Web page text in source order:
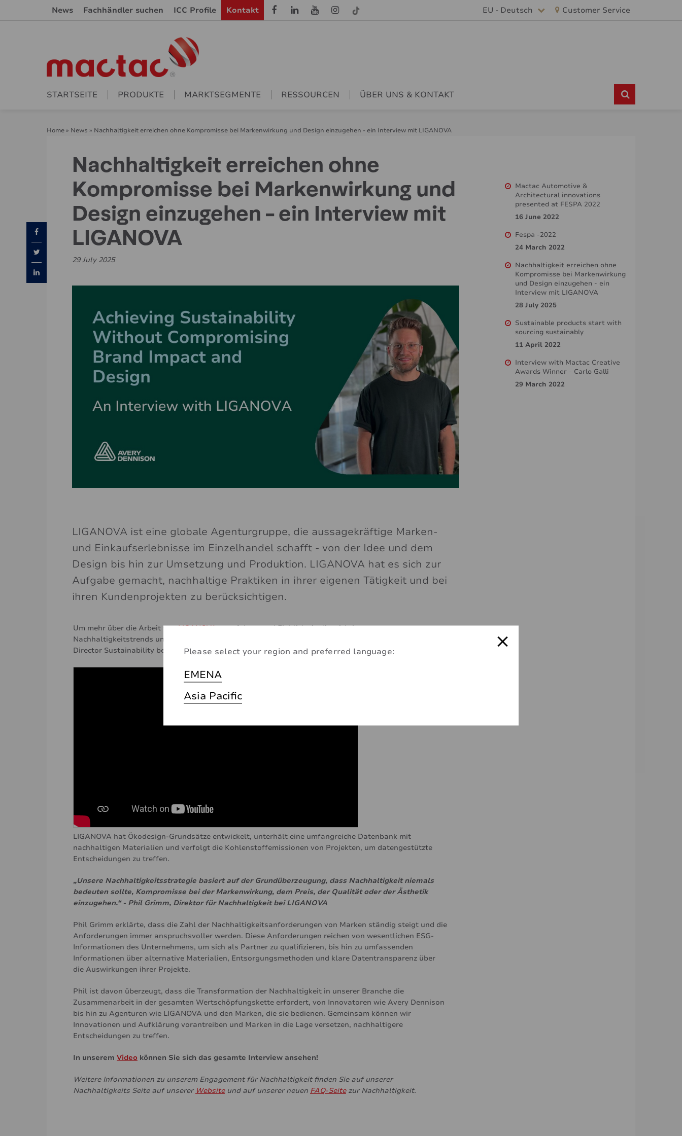
News Fachhändler suchen ICC Profile Kontakt EU - Deutsch
Please select your region and preferred language:
EMENA
Asia Pacific
Customer Service
STARTSEITE PRODUKTE MARKTSEGMENTE RESSOURCEN ÜBER UNS & KONTAKT
Home » News » Nachhaltigkeit erreichen ohne Kompromisse bei Markenwirkung und Design einzugehen - ein Interview mit LIGANOVA
Nachhaltigkeit erreichen ohne
Kompromisse bei Markenwirkung und
Design einzugehen - ein Interview mit
LIGANOVA
29 July 2025
LIGANOVA ist eine globale Agenturgruppe, die aussagekräftige Marken-
und Einkaufserlebnisse im Einzelhandel schafft - von der Idee und dem
Design bis hin zur Umsetzung und Produktion. LIGANOVA hat es sich zur
Aufgabe gemacht, nachhaltige Praktiken in ihrer eigenen Tätigkeit und bei
ihren Kundenprojekten zu berücksichtigen.
Um mehr über die Arbeit vonLIGANOVAzu erfahren und Einblicke in die wichtigsten
Nachhaltigkeitstrends und Anforderungen der Marken zu erhalten, sprachen wir mit Phil Grimm,
Director Sustainability bei LIGANOVA.
LIGANOVA hat Ökodesign-Grundsätze entwickelt, unterhält eine umfangreiche Datenbank mit
nachhaltigen Materialien und verfolgt die Kohlenstoffemissionen von Projekten, um datengestützte
Entscheidungen zu treffen.
„Unsere Nachhaltigkeitsstrategie basiert auf der Grundüberzeugung, dass Nachhaltigkeit niemals
bedeuten sollte, Kompromisse bei der Markenwirkung, dem Preis, der Qualität oder der Ästhetik
einzugehen.“ - Phil Grimm, Direktor für Nachhaltigkeit bei LIGANOVA
Phil Grimm erklärte, dass die Zahl der Nachhaltigkeitsanforderungen von Marken ständig steigt und die
Anforderungen immer anspruchsvoller werden. Diese Anforderungen reichen von wesentlichen ESG-
Informationen des Unternehmens, um sich als Partner zu qualifizieren, bis hin zu umfassenden
Informationen über alternative Materialien, Entsorgungsmethoden und klare Datentransparenz über
die Auswirkungen ihrer Projekte.
Phil ist davon überzeugt, dass die Transformation der Nachhaltigkeit in unserer Branche die
Zusammenarbeit in der gesamten Wertschöpfungskette erfordert, von Innovatoren wie Avery Dennison
bis hin zu Agenturen wie LIGANOVA und den Marken, die sie bedienen. Gemeinsam können wir
Innovationen und Aufklärung vorantreiben und Marken in die Lage versetzen, nachhaltigere
Entscheidungen zu treffen.
In unserem Video können Sie sich das gesamte Interview ansehen!
Weitere Informationen zu unserem Engagement für Nachhaltigkeit finden Sie auf unserer
Nachhaltigkeits Seite auf unserer Websiteund auf unserer neuen FAQ-Seitezur Nachhaltigkeit.
Mactac Automotive &
Architectural innovations
presented at FESPA 2022
16 June 2022
Fespa -2022
24 March 2022
Nachhaltigkeit erreichen ohne
Kompromisse bei Markenwirkung
und Design einzugehen - ein
Interview mit LIGANOVA
28 July 2025
Sustainable products start with
sourcing sustainably
11 April 2022
Interview with Mactac Creative
Awards Winner - Carlo Galli
29 March 2022